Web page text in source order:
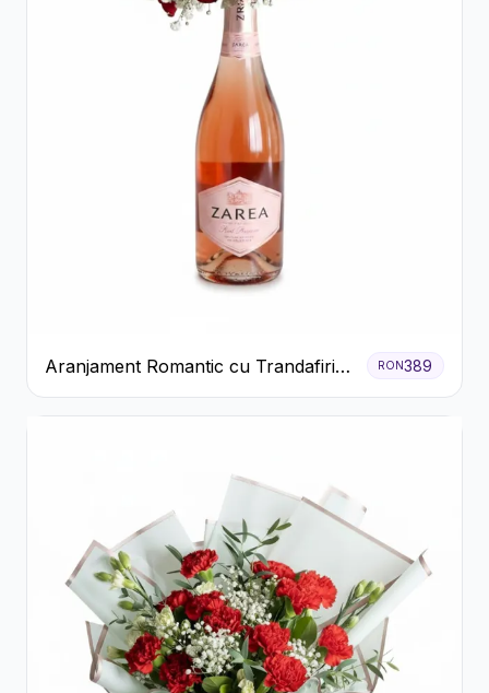
Aranjament Romantic cu Trandafiri
Roșii și Șampanie rose
RON389